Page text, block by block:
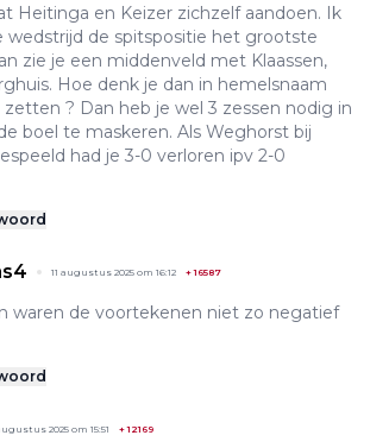
Heitinga en Keizer zichzelf aandoen. Ik
wedstrijd de spitspositie het grootste
zie je een middenveld met Klaassen,
Hoe denk je dan in hemelsnaam
? Dan heb je wel 3 zessen nodig in
boel te maskeren. Als Weghorst bij
had je 3-0 verloren ipv 2-0
11 augustus 2025 om 16:12 +16587
waren de voortekenen niet zo negatief
2025 om 15:51 +12169